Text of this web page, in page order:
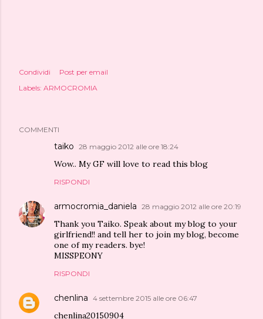
Condividi
Post per email
Labels: ARMOCROMIA
COMMENTI
taiko 28 maggio 2012 alle ore 18:24
Wow.. My GF will love to read this blog
RISPONDI
armocromia_daniela 28 maggio 2012 alle ore 20:19
Thank you Taiko. Speak about my blog to your
girlfriend!! and tell her to join my blog, become
one of my readers. bye!
MISSPEONY
RISPONDI
chenlina 4 settembre 2015 alle ore 06:47
chenlina20150904